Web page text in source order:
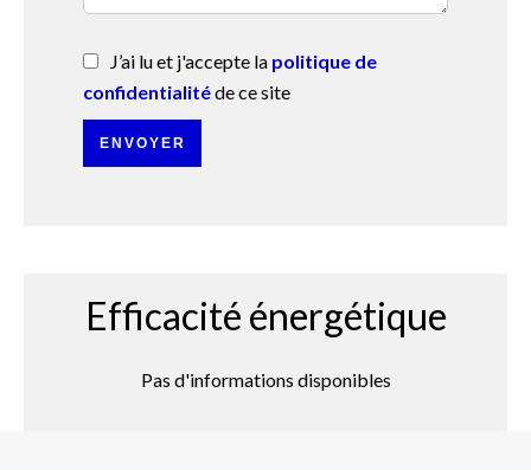
J’ai lu et j'accepte la politique de
confidentialitéde ce site
ENVOYER
Efficacité énergétique
Pas d'informations disponibles